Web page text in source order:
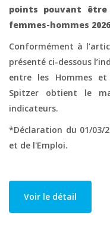
points pouvant être
femmes-hommes
Conformément à
présenté ci-dessous
entre les Hommes et
Spitzer obtient le
indicateurs.
*Déclaration du 01/03/
et de l'Emploi.
Voir le détail